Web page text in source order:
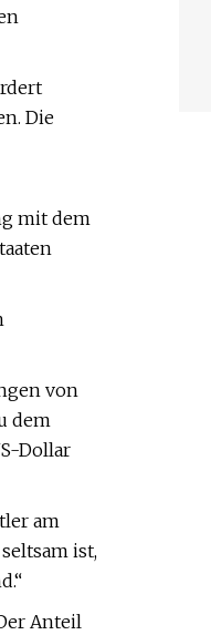
Die
mit dem
von
dem
Dollar
am
ist,
Anteil